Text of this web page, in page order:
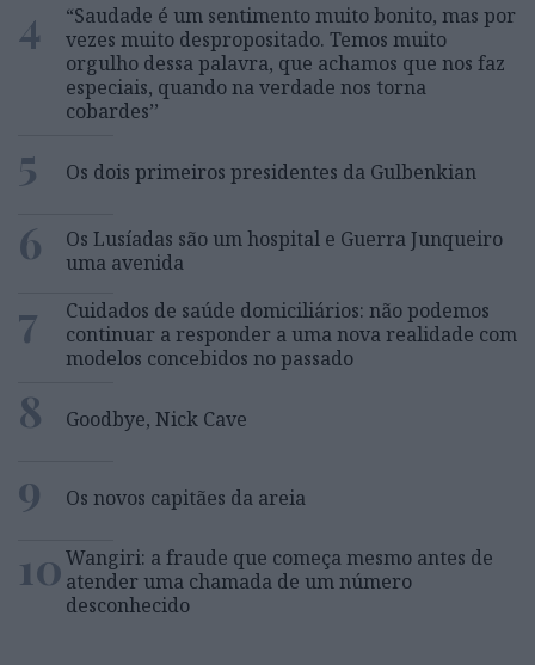
4
“Saudade é um sentimento muito bonito, mas por
vezes muito despropositado. Temos muito
orgulho dessa palavra, que achamos que nos faz
especiais, quando na verdade nos torna
cobardes’’
5 Os dois primeiros presidentes da Gulbenkian
6
Os Lusíadas são um hospital e Guerra Junqueiro
uma avenida
7
Cuidados de saúde domiciliários: não podemos
continuar a responder a uma nova realidade com
modelos concebidos no passado
8 Goodbye, Nick Cave
9 Os novos capitães da areia
10Wangiri: a fraude que começa mesmo antes de
atender uma chamada de um número
desconhecido